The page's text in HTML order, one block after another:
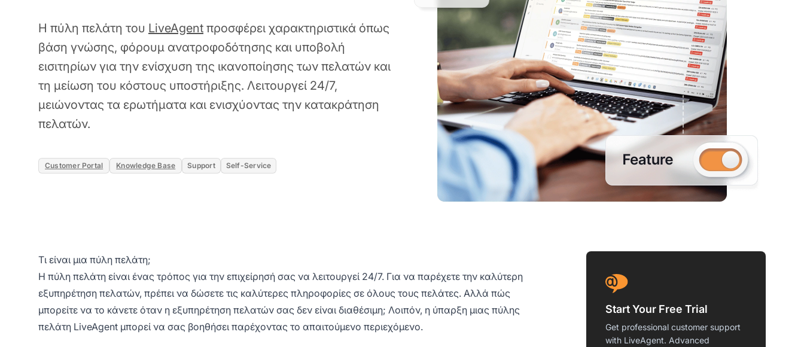
Η πύλη πελάτη του LiveAgent προσφέρει χαρακτηριστικά όπως
βάση γνώσης, φόρουμ ανατροφοδότησης και υποβολή
εισιτηρίων για την ενίσχυση της ικανοποίησης των πελατών και
τη μείωση του κόστους υποστήριξης. Λειτουργεί 24/7,
μειώνοντας τα ερωτήματα και ενισχύοντας την κατακράτηση
πελατών.
Customer Portal Knowledge Base Support Self-Service
Τι είναι μια πύλη πελάτη;
Η πύλη πελάτη είναι ένας τρόπος για την επιχείρησή σας να λειτουργεί 24/7. Για να παρέχετε την καλύτερη
εξυπηρέτηση πελατών, πρέπει να δώσετε τις καλύτερες πληροφορίες σε όλους τους πελάτες. Αλλά πώς
μπορείτε να το κάνετε όταν η εξυπηρέτηση πελατών σας δεν είναι διαθέσιμη; Λοιπόν, η ύπαρξη μιας πύλης
πελάτη LiveAgent μπορεί να σας βοηθήσει παρέχοντας το απαιτούμενο περιεχόμενο.
Start Your Free Trial
Get professional customer support
with LiveAgent. Advanced